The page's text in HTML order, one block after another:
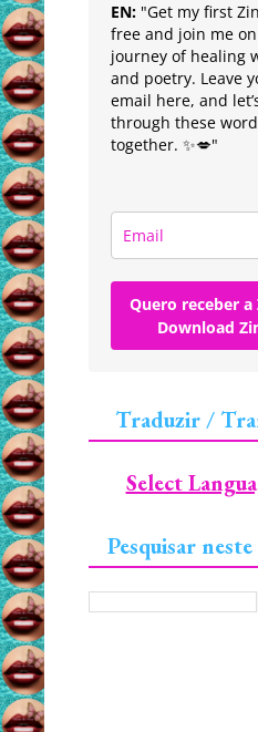
EN: "Get my first
free and join me
journey of healing
and poetry. Leave
email here, and
through these
together. ✨💋"
Quero receber a
Download
Traduzir /
Select
Pesquisar